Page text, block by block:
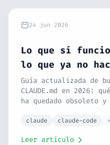
24 jun 2026
Lo que sí
lo que ya no
Guía actualizada de
CLAUDE.md en 2026:
ha quedado obsoleto
claude claude-code
Leer artículo